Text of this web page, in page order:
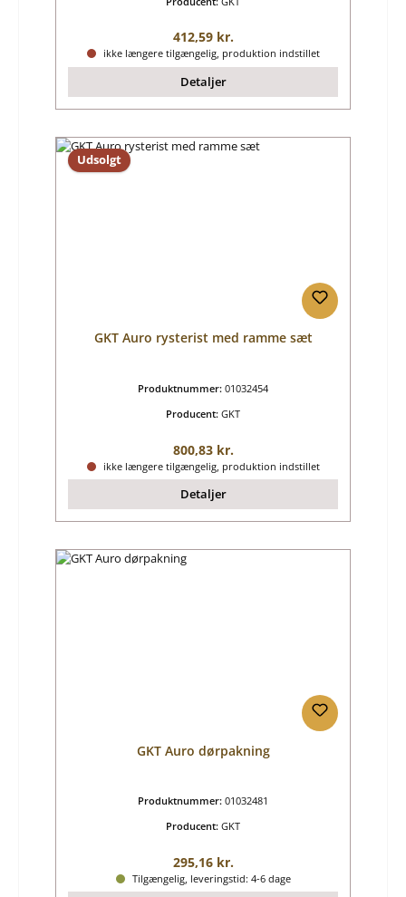
Almindelig pris:
412,59 kr.
ikke længere tilgængelig, produktion indstillet
Detaljer
Udsolgt
GKT Auro rysterist med ramme sæt
Produktnummer: 01032454
Producent: GKT
Almindelig pris:
800,83 kr.
ikke længere tilgængelig, produktion indstillet
Detaljer
GKT Auro dørpakning
Produktnummer: 01032481
Producent: GKT
Almindelig pris:
295,16 kr.
Tilgængelig, leveringstid: 4-6 dage